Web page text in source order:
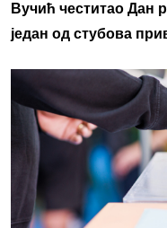
Вучић честитао Дан
један од стубова